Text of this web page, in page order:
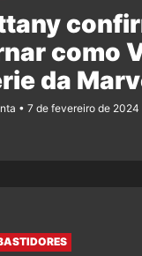
como
da
7 de fevereiro de 2024